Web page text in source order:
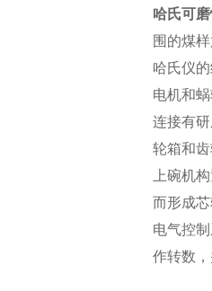
哈氏可
围的煤
哈氏仪
电机和
连接有
轮箱和
上碗机
而形成
电气控
作转数